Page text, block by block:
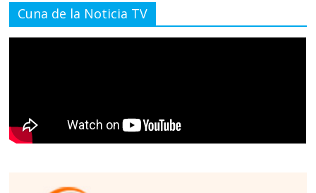
Cuna de la Noticia TV